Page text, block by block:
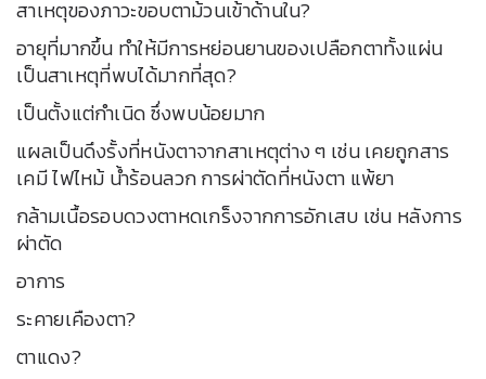
สาเหตุของภาวะขอบตาม้วนเข้าด้านใน?
อายุที่มากขึ้น ทำให้มีการหย่อนยานของเปลือกตาทั้งแผ่น
เป็นสาเหตุที่พบได้มากที่สุด?
เป็นตั้งแต่กำเนิด ซึ่งพบน้อยมาก
แผลเป็นดึงรั้งที่หนังตาจากสาเหตุต่าง ๆ เช่น เคยถูกสาร
เคมี ไฟไหม้ น้ำร้อนลวก การผ่าตัดที่หนังตา แพ้ยา
กล้ามเนื้อรอบดวงตาหดเกร็งจากการอักเสบ เช่น หลังการ
ผ่าตัด
อาการ
ระคายเคืองตา?
ตาแดง?